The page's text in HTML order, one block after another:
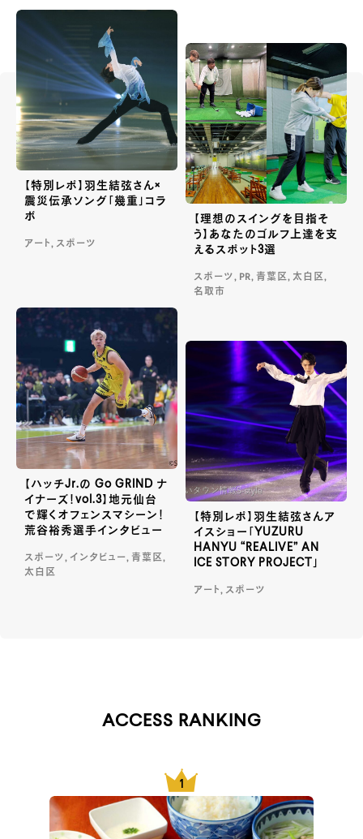
【特別レポ】羽生結弦さん×
震災伝承ソング「幾重」コラ
ボ
アート, スポーツ
【理想のスイングを目指そ
う】あなたのゴルフ上達を支
えるスポット3選
スポーツ, PR, 青葉区, 太白区,
名取市
【ハッチJr.の Go GRIND ナ
イナーズ！vol.3】地元仙台
で輝くオフェンスマシーン！
荒谷裕秀選手インタビュー
スポーツ, インタビュー, 青葉区,
太白区
【特別レポ】羽生結弦さんア
イスショー「YUZURU
HANYU “REALIVE” AN
ICE STORY PROJECT」
アート, スポーツ
ACCESS RANKING